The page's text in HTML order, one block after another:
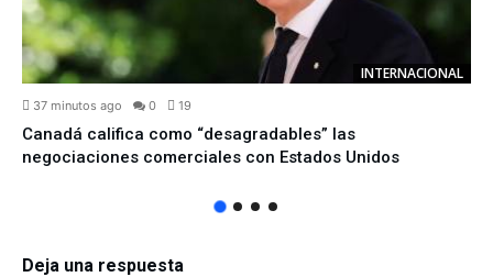
INTERNACIONAL
37 minutos ago 0 19
Canadá califica como “desagradables” las
negociaciones comerciales con Estados Unidos
Deja una respuesta